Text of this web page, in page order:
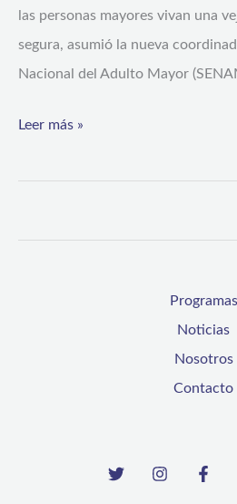
las personas mayores vivan una
segura, asumió la nueva
Nacional del Adulto Mayor
Leer más »
Programas
Noticias
Nosotros
Contacto